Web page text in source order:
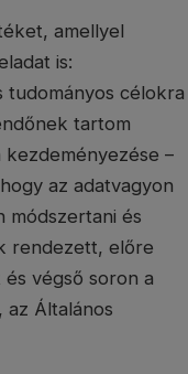
amellyel
is:
célokra
tartom
–
az adatvagyon
módszertani és
rendezett, előre
végső soron a
Általános